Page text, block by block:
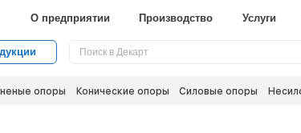
О предприятии Производство Услуги
опоры Конические опоры Силовые опоры